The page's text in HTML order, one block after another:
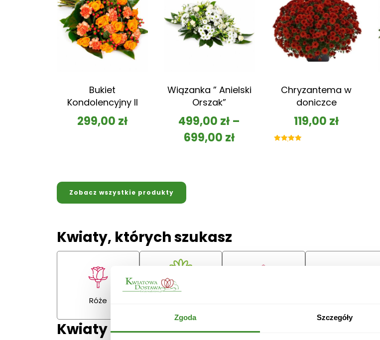
Zgoda Szczegóły
Bukiet
Kondolencyjny II
299,00 zł
Wiązanka ” Anielski
Orszak”
499,00 zł –
699,00 zł
Chryzantema w
doniczce
119,00 zł
Zobacz wszystkie produkty
Kwiaty, których szukasz
Róże
Gerbery,
Kwiaty na każdą okazję